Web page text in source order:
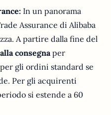
In un panorama
Assurance di Alibaba
A partire dalla fine del
consegnaper
gli ordini standard se
Per gli acquirenti
si estende a 60